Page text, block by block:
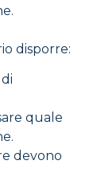
disporre:
quale
devono